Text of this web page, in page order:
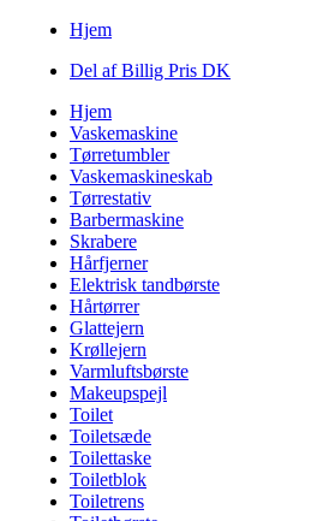
Hjem
Del af Billig Pris DK
Hjem
Vaskemaskine
Tørretumbler
Vaskemaskineskab
Tørrestativ
Barbermaskine
Skrabere
Hårfjerner
Elektrisk tandbørste
Hårtørrer
Glattejern
Krøllejern
Varmluftsbørste
Makeupspejl
Toilet
Toiletsæde
Toilettaske
Toiletblok
Toiletrens